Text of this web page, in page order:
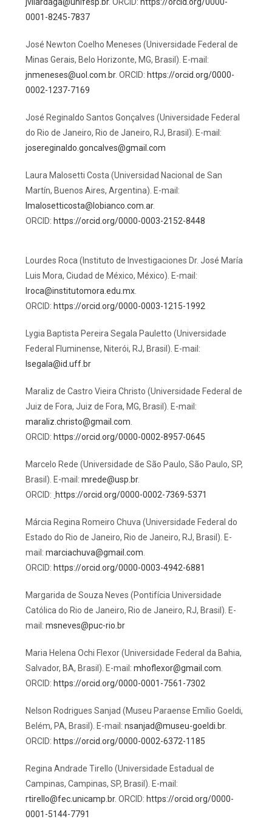
0001-8245-7837
José Newton Coelho Meneses (Universidade Federal de
Minas Gerais, Belo Horizonte, MG, Brasil). E-mail:
jnmeneses@uol.com.br. ORCID: https://orcid.org/0000-
0002-1237-7169
José Reginaldo Santos Gonçalves (Universidade Federal
do Rio de Janeiro, Rio de Janeiro, RJ, Brasil). E-mail:
josereginaldo.goncalves@gmail.com
Laura Malosetti Costa (Universidad Nacional de San
Martín, Buenos Aires, Argentina). E-mail:
lmalosetticosta@lobianco.com.ar.
ORCID: https://orcid.org/0000-0003-2152-8448
Lourdes Roca (Instituto de Investigaciones Dr. José María
Luis Mora, Ciudad de México, México). E-mail:
lroca@institutomora.edu.mx
ORCID: https://orcid.org/0000-0003-1215-1992
Lygia Baptista Pereira Segala Pauletto (Universidade
Federal Fluminense, Niterói, RJ, Brasil). E-mail:
lsegala@id.uff.br
Maraliz de Castro Vieira Christo (Universidade Federal de
Juiz de Fora, Juiz de Fora, MG, Brasil). E-mail:
maraliz.christo@gmail.com
ORCID: https://orcid.org/0000-0002-8957-0645
Marcelo Rede (Universidade de São Paulo, São Paulo, SP,
Brasil). E-mail:mrede@usp.br.
ORCID: https://orcid.org/0000-0002-7369-5371
Márcia Regina Romeiro Chuva (Universidade Federal do
Estado do Rio de Janeiro, Rio de Janeiro, RJ, Brasil). E-
mail:marciachuva@gmail.com
ORCID: https://orcid.org/0000-0003-4942-6881
Margarida de Souza Neves (Pontifícia Universidade
Católica do Rio de Janeiro, Rio de Janeiro, RJ, Brasil). E-
mail:msneves@puc-rio.br
Maria Helena Ochi Flexor (Universidade Federal da Bahia,
Salvador, BA, Brasil). E-mail:mhoflexor@gmail.com
ORCID: https://orcid.org/0000-0001-7561-7302
Nelson Rodrigues Sanjad (Museu Paraense Emílio Goeldi,
Belém, PA, Brasil). E-mail:nsanjad@museu-goeldi.br.
ORCID: https://orcid.org/0000-0002-6372-1185
Regina Andrade Tirello (Universidade Estadual de
Campinas, Campinas, SP, Brasil). E-mail:
rtirello@fec.unicamp.br. ORCID: https://orcid.org/0000-
0001-5144-7791